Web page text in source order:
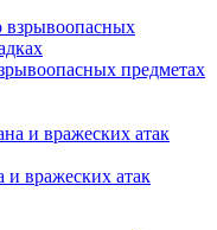
предметах
вражеских атак